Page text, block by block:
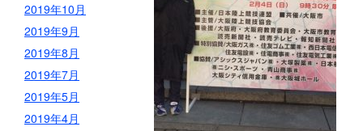
2019年10月
2019年9月
2019年8月
2019年7月
2019年5月
2019年4月